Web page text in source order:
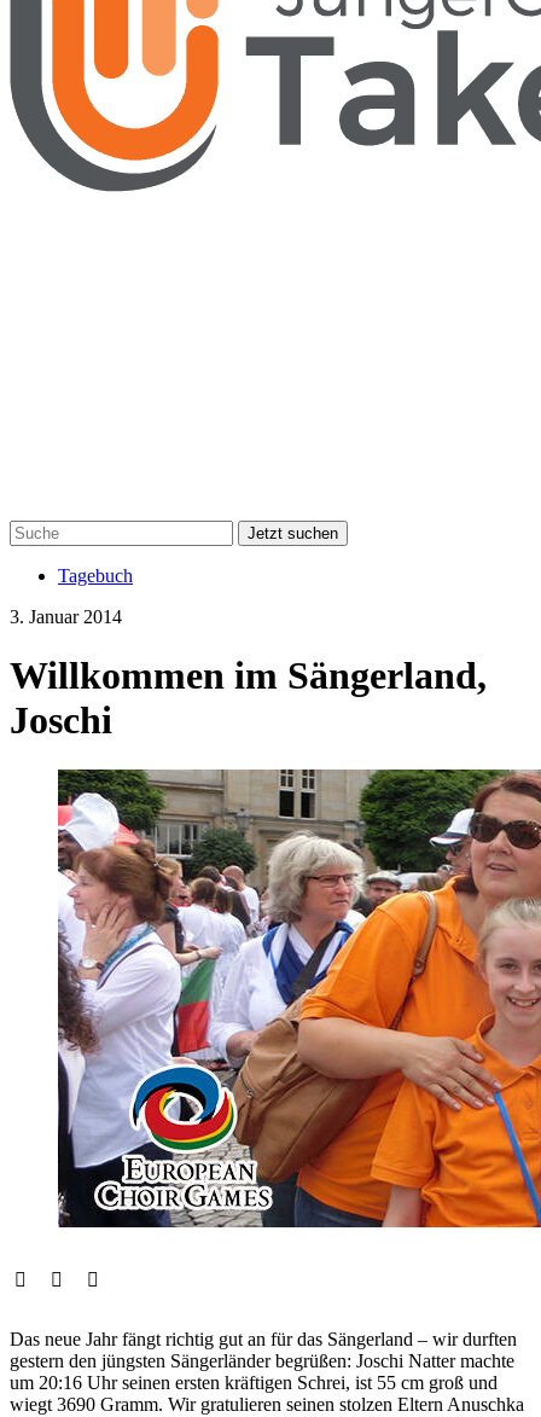
Jetzt suchen
Tagebuch
3. Januar 2014
Willkommen im Sängerland,
Joschi
Das neue Jahr fängt richtig gut an für das Sängerland – wir durften
gestern den jüngsten Sängerländer begrüßen: Joschi Natter machte
um 20:16 Uhr seinen ersten kräftigen Schrei, ist 55 cm groß und
wiegt 3690 Gramm. Wir gratulieren seinen stolzen Eltern Anuschka